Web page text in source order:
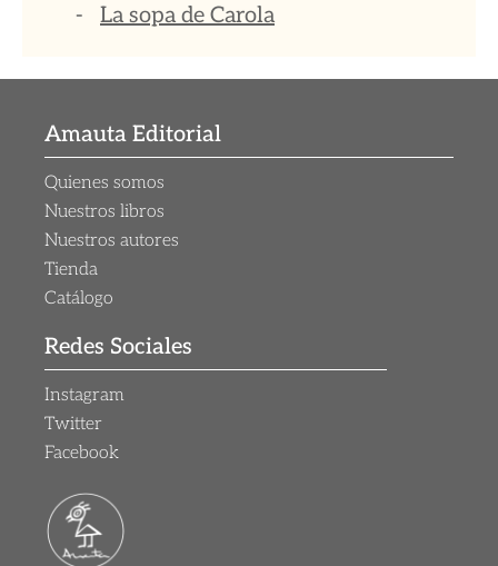
La sopa de Carola
Amauta Editorial
Quienes somos
Nuestros libros
Nuestros autores
Tienda
Catálogo
Redes Sociales
Instagram
Twitter
Facebook